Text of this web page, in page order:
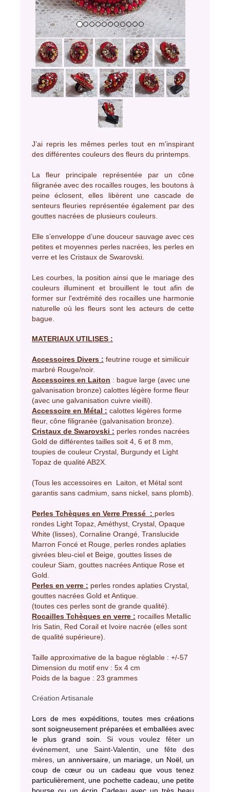
J’ai repris les mêmes perles tout en m'inspirant
des différentes couleurs des fleurs du printemps.
La fleur principale représentée par un cône
filigranée avec des rocailles rouges, les boutons à
peine éclosent, elles libèrent une cascade de
senteurs fleuries représentée également par des
gouttes nacrées de plusieurs couleurs.
Elle s’enveloppe d’une douceur sauvage avec ces
petites et moyennes perles nacrées, les perles en
verre et les Cristaux de Swarovski.
Les courbes, la position ainsi que le mariage des
couleurs illuminent et brouillent le tout afin de
former sur l'extrémité des rocailles une harmonie
naturelle où les fleurs sont les acteurs de cette
bague.
MATERIAUX UTILISES :
Accessoires Divers : feutrine rouge et similicuir
marbré Rouge/noir.
Accessoires en Laiton : bague large (avec une
galvanisation bronze) calottes légère forme fleur
(avec une galvanisation cuivre vieilli).
Accessoire en Métal : calottes légères forme
fleur, cône filigranée (galvanisation bronze).
Cristaux de Swarovski : perles rondes nacrées
Gold de différentes tailles soit 4, 6 et 8 mm,
toupies de couleur Crystal, Burgundy et Light
Topaz de qualité AB2X.
(Tous les accessoires en Laiton, et Métal sont
garantis sans cadmium, sans nickel, sans plomb).
Perles Tchèques en Verre Pressé : perles
rondes Light Topaz, Améthyst, Crystal, Opaque
White (lisses), Cornaline Orangé, Translucide
Marron Foncé et Rouge, perles rondes aplaties
givrées bleu-ciel et Beige, gouttes lisses de
couleur Siam, gouttes nacrées Antique Rose et
Gold.
Perles en verre : perles rondes aplaties Crystal,
gouttes nacrées Gold et Antique.
(toutes ces perles sont de grande qualité).
Rocailles Tchèques en verre : rocailles Metallic
Iris Satin, Red Corail et Ivoire nacrée (elles sont
de qualité supérieure).
Taille approximative de la bague réglable : +/-57
Dimension du motif env : 5x 4 cm
Poids de la bague : 23 grammes
Création Artisanale
Lors de mes expéditions, toutes mes créations
sont soigneusement préparées et emballées avec
le plus grand soin.Si vous voulez fêter un
événement, une Saint-Valentin, une fête des
mères,un anniversaire, un mariage, un Noël, un
coup de cœur ou un cadeau que vous tenez
particulièrement, une pochette cadeau, une petite
bourse ou un écrin Cadeau avec un très beau